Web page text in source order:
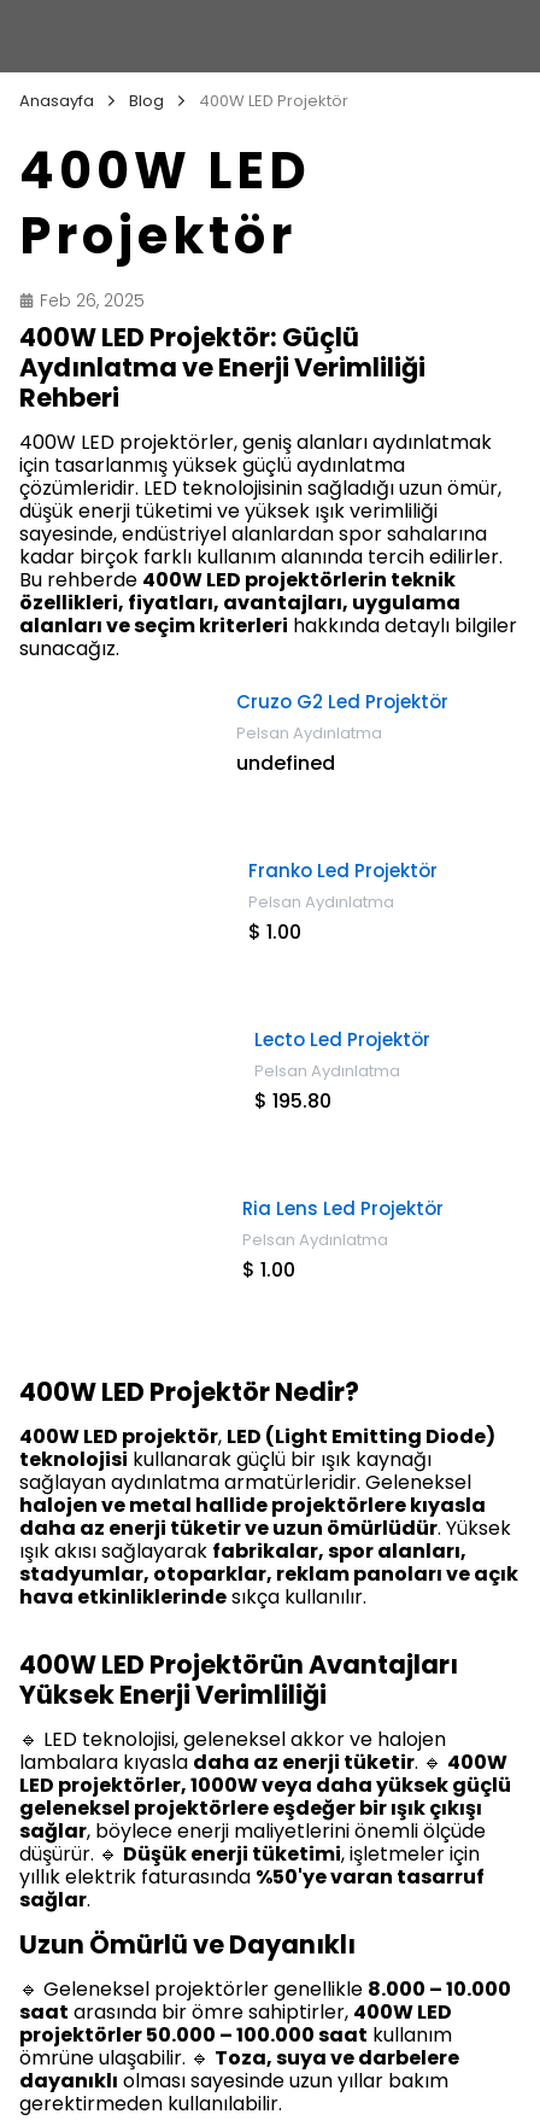
Anasayfa Blog 400W LED Projektör
400W LED
Projektör
Feb 26, 2025
400W LED Projektör: Güçlü
Aydınlatma ve Enerji Verimliliği
Rehberi
400W LED projektörler, geniş alanları aydınlatmak
için tasarlanmış yüksek güçlü aydınlatma
çözümleridir. LED teknolojisinin sağladığı uzun ömür,
düşük enerji tüketimi ve yüksek ışık verimliliği
sayesinde, endüstriyel alanlardan spor sahalarına
kadar birçok farklı kullanım alanında tercih edilirler.
Bu rehberde 400W LED projektörlerin teknik
özellikleri, fiyatları, avantajları, uygulama
alanları ve seçim kriterleri hakkında detaylı bilgiler
sunacağız.
Cruzo G2 Led Projektör
Pelsan Aydınlatma
undefined
Franko Led Projektör
Pelsan Aydınlatma
$ 1.00
Lecto Led Projektör
Pelsan Aydınlatma
$ 195.80
Ria Lens Led Projektör
Pelsan Aydınlatma
$ 1.00
400W LED Projektör Nedir?
400W LED projektör, LED (Light Emitting Diode)
teknolojisi kullanarak güçlü bir ışık kaynağı
sağlayan aydınlatma armatürleridir. Geleneksel
halojen ve metal hallide projektörlere kıyasla
daha az enerji tüketir ve uzun ömürlüdür. Yüksek
ışık akısı sağlayarak fabrikalar, spor alanları,
stadyumlar, otoparklar, reklam panoları ve açık
hava etkinliklerindesıkça kullanılır.
400W LED Projektörün Avantajları
Yüksek Enerji Verimliliği
🔹 LED teknolojisi, geleneksel akkor ve halojen
lambalara kıyasla daha az enerji tüketir. 🔹 400W
LED projektörler, 1000W veya daha yüksek güçlü
geleneksel projektörlere eşdeğer bir ışık çıkışı
sağlar, böylece enerji maliyetlerini önemli ölçüde
düşürür. 🔹 Düşük enerji tüketimi, işletmeler için
yıllık elektrik faturasında %50'ye varan tasarruf
sağlar.
Uzun Ömürlü ve Dayanıklı
🔹 Geleneksel projektörler genellikle 8.000 – 10.000
saat arasında bir ömre sahiptirler, 400W LED
projektörler 50.000 – 100.000 saat kullanım
ömrüne ulaşabilir. 🔹 Toza, suya ve darbelere
dayanıklı olması sayesinde uzun yıllar bakım
gerektirmeden kullanılabilir.